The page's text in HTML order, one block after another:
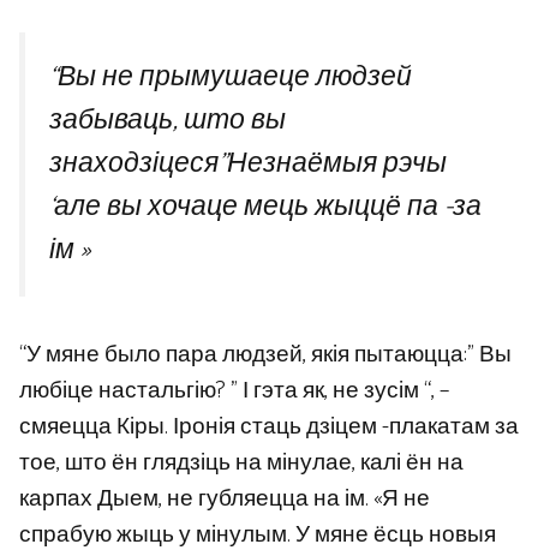
“Вы не прымушаеце людзей
забываць, што вы
знаходзіцеся”Незнаёмыя рэчы
‘але вы хочаце мець жыццё па -за
ім »
“У мяне было пара людзей, якія пытаюцца:” Вы
любіце настальгію? ” І гэта як, не зусім “, –
смяецца Кіры. Іронія стаць дзіцем -плакатам за
тое, што ён глядзіць на мінулае, калі ён на
карпах Дыем, не губляецца на ім. «Я не
спрабую жыць у мінулым. У мяне ёсць новыя